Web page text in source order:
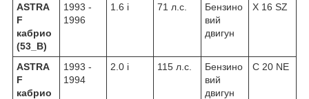
ASTRA
F
кабрио
(53_B)
1993 -
1996
1.6 i 71 л.с.
Бензино
вий
двигун
X 16 SZ
ASTRA
F
кабрио
1993 -
1994
2.0 i 115 л.с.
Бензино
вий
двигун
C 20 NE